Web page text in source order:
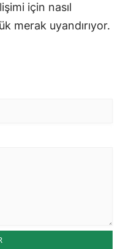
için nasıl
merak uyandırıyor.